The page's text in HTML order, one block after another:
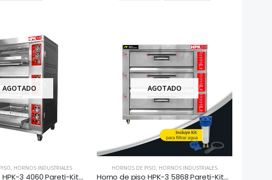
AGOTADO
, HORNOS INDUSTRIALES
Horno de piso HPK-3 4060 Pareti-Kitchenette
AGOTADO
HORNOS DE PISO, HORNOS INDUSTRIALES
Horno de piso HPK-3 5868 Pareti-Kitchenette